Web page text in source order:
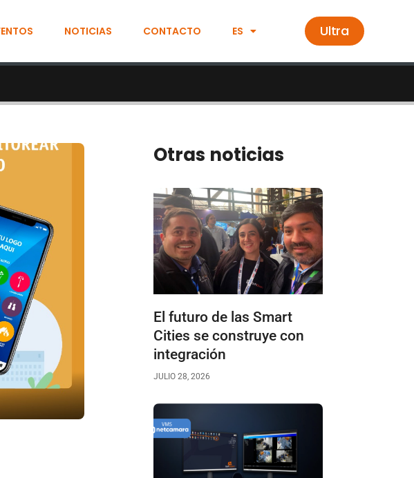
NOTICIAS CONTACTO ES Ultra
Otras noticias
El futuro de las Smart
Cities se construye con
integración
JULIO 28, 2026